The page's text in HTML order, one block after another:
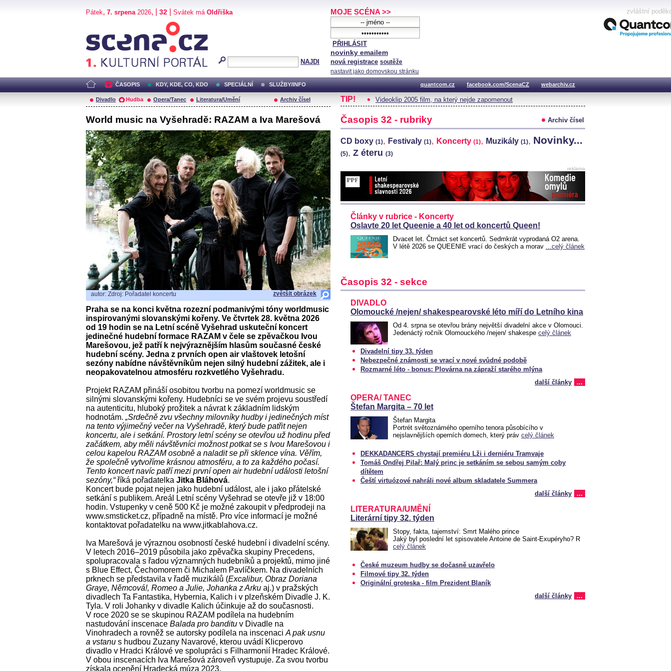
Pátek, 7. srpena2026, | 32 Svátek má Oldřiška
NAJDI
MOJE SCÉNA >>
PŘIHLÁSIT
novinky emailem
nová registrace soutěže
nastavit jako domovskou stránku
zvláštní
ČASOPIS KDY, KDE, CO, KDO SPECIÁLNÍ SLUŽBY/INFO quantcom.cz facebook.com/ScenaCZ webarchiv.cz
Divadlo Hudba Opera/Tanec Literatura/Umění Archiv čísel
World music na Vyšehradě: RAZAM a Iva Marešová
autor: Zdroj: Pořadatel koncertu zvětšit obrázek
Praha se na konci května rozezní podmanivými tóny worldmusic
inspirovanými slovanskými kořeny. Ve čtvrtek 28. května 2026
od 19 hodin se na Letní scéně Vyšehrad uskuteční koncert
jedinečné hudební formace RAZAM v čele se zpěvačkou Ivou
Marešovou, jež patří k nejvýraznějším hlasům současné české
hudební scény. Jedna z prvních open air vlaštovek letošní
sezóny nabídne návštěvníkům nejen silný hudební zážitek, ale i
neopakovatelnou atmosféru rozkvetlého Vyšehradu.
Projekt RAZAM přináší osobitou tvorbu na pomezí worldmusic se
silnými slovanskými kořeny. Hudebníci se ve svém projevu soustředí
na autenticitu, hluboký prožitek a návrat k základním lidským
hodnotám. „Srdečně zvu všechny milovníky hudby i jedinečných míst
na tento výjimečný večer na Vyšehradě, který bude patřit nejen
koncertu, ale i setkání. Prostory letní scény se otevřou už hodinu před
začátkem, aby měli návštěvníci možnost potkat se s Ivou Marešovou i
celou kapelou RAZAM osobně a naladit se při sklence vína. Věřím,
že společně vytvoříme krásnou atmosféru, a to za každého počasí.
Tento koncert navíc patří mezi první open air hudební události letošní
sezóny,“říká pořadatelka Jitka Bláhová.
Koncert bude pojat nejen jako hudební událost, ale i jako přátelské
setkání s publikem. Areál Letní scény Vyšehrad se otevře již v 18:00
hodin. Vstupenky v ceně 500 Kč je možné zakoupit v předprodeji na
www.smsticket.cz, případně na místě. Pro více informací je možné
kontaktovat pořadatelku na www.jitkablahova.cz.
Iva Marešová je výraznou osobností české hudební i divadelní scény.
V letech 2016–2019 působila jako zpěvačka skupiny Precedens,
spolupracovala s řadou významných hudebníků a projektů, mimo jiné
s Blue Effect, Čechomorem či Michalem Pavlíčkem. Na divadelních
prknech se představila v řadě muzikálů (Excalibur, Obraz Doriana
Graye, Němcová!, Romeo a Julie, Johanka z Arku aj.) v pražských
divadlech Ta Fantastika, Hybernia, Kalich i v plzeňském Divadle J. K.
Tyla. V roli Johanky v divadle Kalich účinkuje až do současnosti.
V roce 2020 se se skupinou RAZAM podílela na hudebním
nastudování inscenace Balada pro banditu v Divadle na
Vinohradech a rovněž se autorsky podílela na inscenaci A pak usnu
a vstanu s hudbou Zuzany Navarové, kterou uvádí Klicperovo
divadlo v Hradci Králové ve spolupráci s Filharmonií Hradec Králové.
V obou inscenacích Iva Marešová zároveň vystupuje. Za svou tvorbu
získala ocenění Hradecká múza 2023.
TIP! Videoklip 2005 film, na který nejde zapomenout
Časopis 32 - rubriky Archiv čísel
CD boxy (1), Festivaly (1), Koncerty (1), Muzikály (1), Novinky...
(5), Z éteru (3)
reklama
Články v rubrice - Koncerty
Oslavte 20 let Queenie a 40 let od koncertů Queen!
Dvacet let. Čtrnáct set koncertů. Sedmkrát vyprodaná O2 arena.
V létě 2026 se QUEENIE vrací do českých a morav ...celý článek
Časopis 32 - sekce
DIVADLO
Olomoucké /nejen/ shakespearovské léto míří do Letního kina
Od 4. srpna se otevřou brány největší divadelní akce v Olomouci.
Jedenáctý ročník Olomouckého /nejen/ shakespe celý článek
Divadelní tipy 33. týden
Nebezpečné známosti se vrací v nové svůdné podobě
Rozmarné léto - bonus: Plovárna na zápraží starého mlýna
další články
...
OPERA/ TANEC
Štefan Margita – 70 let
Štefan Margita
Portrét světoznámého operního tenora působícího v
nejslavnějších operních domech, který práv celý článek
DEKKADANCERS chystají premiéru Lži i derniéru Tramvaje
Tomáš Ondřej Pilař: Malý princ je setkáním se sebou samým coby
dítětem
Čeští virtuózové nahráli nové album skladatele Summera
další články
...
LITERATURA/UMĚNÍ
Literární tipy 32. týden
Stopy, fakta, tajemství: Smrt Malého prince
Jaký byl poslední let spisovatele Antoine de Saint-Exupéryho? R
celý článek
České muzeum hudby se dočasně uzavřelo
Filmové tipy 32. týden
Originální groteska - film Prezident Blaník
další články
...